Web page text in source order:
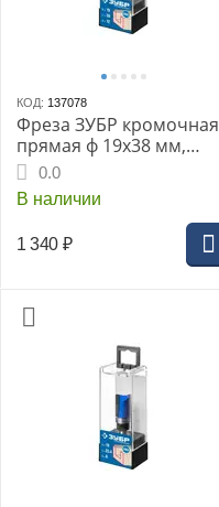
КОД: 137078
Фреза ЗУБР кромочная
прямая ф 19х38 мм,
хв.12 мм, с верхним
подшипником (28756-
19-38-12)
0.0
В наличии
1 340 ₽